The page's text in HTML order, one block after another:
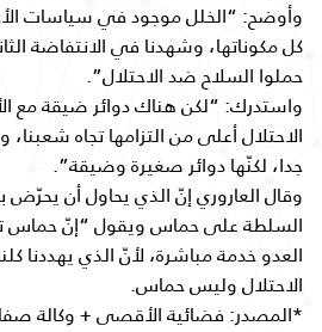
وأوضح: “الخلل موجود في سياسات
كل مكوناتها، وشهدنا في الانتفاضة
حملوا السلاح ضد الاحتلال”.
واستدرك: “لكن هناك دوائر ضيقة مع
الاحتلال أعلى من التزامها تجاه
جدا، لكنّها دوائر صغيرة وضيقة”.
وقال العاروري إنّ الذي يحاول أن
السلطة على حماس ويقول “إنّ حماس
العدو خدمة مباشرة، لأنّ الذي يهددنا
الاحتلال وليس حماس.
*المصدر: فضائية الأقصى + وكالة صفا